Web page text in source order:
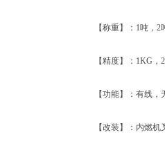
【称重】：1吨，2
【精度】：1KG，
【功能】：有线，
【改装】：内燃机